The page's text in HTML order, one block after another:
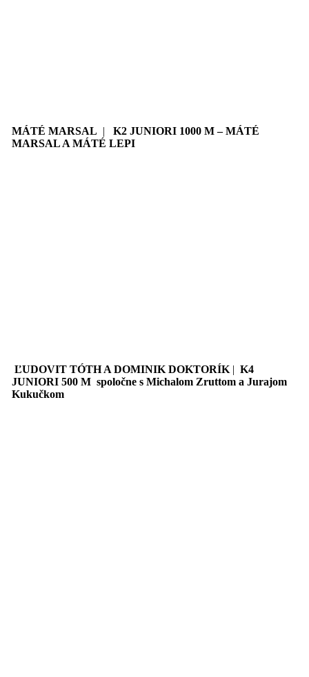
MÁTÉ MARSAL | K2 JUNIORI 1000 M – MÁTÉ
MARSAL A MÁTÉ LEPI
ĽUDOVIT TÓTH A DOMINIK DOKTORÍK| K4
JUNIORI 500 M spoločne s Michalom Zruttom a Jurajom
Kukučkom